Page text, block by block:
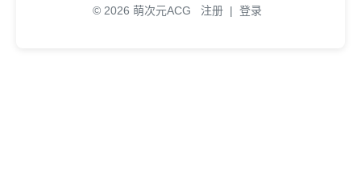
© 2026 萌次元ACG 注册 | 登录